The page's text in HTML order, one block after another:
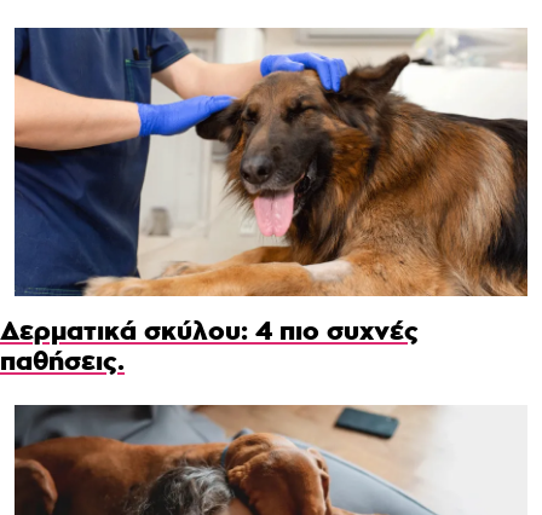
Δερματικά σκύλου: 4 πιο συχνές
παθήσεις.